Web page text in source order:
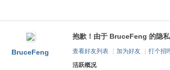
BruceFeng
抱歉！由于 BruceFeng 的隐
查看好友列表 加为好友 打个招
活跃概况